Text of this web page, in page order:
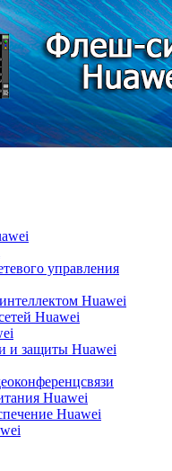
управления
Huawei
Huawei
и защиты Huawei
Huawei
Huawei